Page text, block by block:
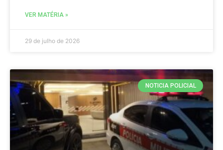
VER MATÉRIA »
29 de julho de 2026
NOTICIA POLICIAL